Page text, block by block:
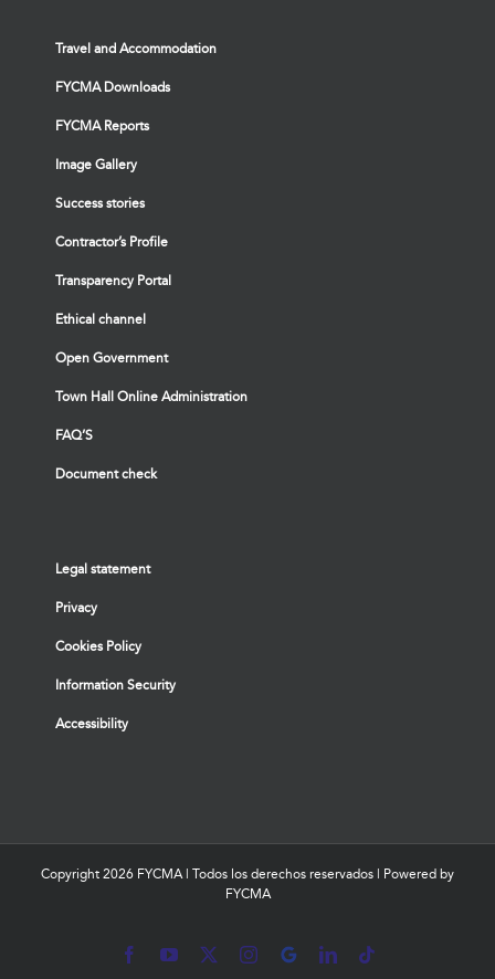
Travel and Accommodation
FYCMA Downloads
FYCMA Reports
Image Gallery
Success stories
Contractor’s Profile
Transparency Portal
Ethical channel
Open Government
Town Hall Online Administration
FAQ’S
Document check
Legal statement
Privacy
Cookies Policy
Information Security
Accessibility
Copyright 2026 FYCMA | Todos los derechos reservados | Powered by
FYCMA
FacebookYouTube
X Instagram
MyBusinessLinkedInTiktok